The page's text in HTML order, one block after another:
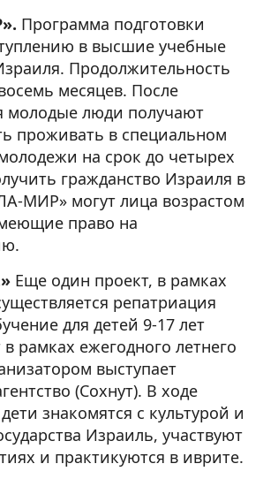
Программа подготовки
в высшие учебные
Продолжительность
месяцев. После
молодые люди получают
проживать в специальном
на срок до четырех
гражданство Израиля в
МИР» могут лица возрастом
право на
Еще один проект, в рамках
репатриация
для детей 9-17 лет
рамках ежегодного летнего
выступает
(Сохнут). В ходе
знакомятся с культурой и
Израиль, участвуют
и практикуются в иврите.